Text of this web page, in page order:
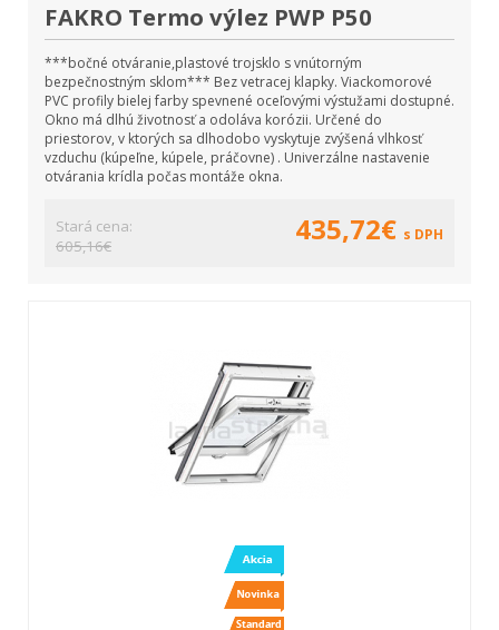
FAKRO Termo výlez PWP P50
***bočné otváranie,plastové trojsklo s vnútorným
bezpečnostným sklom*** Bez vetracej klapky. Viackomorové
PVC profily bielej farby spevnené oceľovými výstužami dostupné.
Okno má dlhú životnosť a odoláva korózii. Určené do
priestorov, v ktorých sa dlhodobo vyskytuje zvýšená vlhkosť
vzduchu (kúpeľne, kúpele, práčovne) . Univerzálne nastavenie
otvárania krídla počas montáže okna.
Stará cena:
605,16€
435,72€ s DPH